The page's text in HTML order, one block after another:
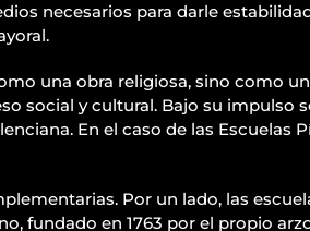
necesarios para darle
una obra religiosa, sino como
social y cultural. Bajo su
En el caso de las
Por un lado, las
fundado en 1763 por el propio